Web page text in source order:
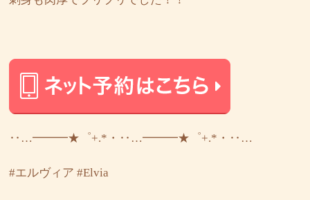
‥…━━━★゜+.*・‥…━━━★゜+.*・‥…
#エルヴィア #Elvia